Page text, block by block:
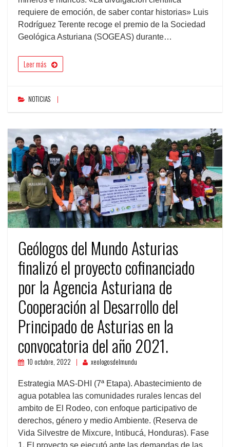
requiere de emoción, de saber contar historias» Luis
Rodríguez Terente recoge el premio de la Sociedad
Geológica Asturiana (SOGEAS) durante…
Leer más
NOTICIAS
Geólogos del Mundo Asturias
finalizó el proyecto cofinanciado
por la Agencia Asturiana de
Cooperación al Desarrollo del
Principado de Asturias en la
convocatoria del año 2021.
10 octubre, 2022 xeologosdelmundu
Estrategia MAS-DHI (7ª Etapa). Abastecimiento de
agua potablea las comunidades rurales lencas del
ambito de El Rodeo, con enfoque participativo de
derechos, género y medio Ambiente. (Reserva de
Vida Silvestre de Mixcure, Intibucá, Honduras). Fase
1. El proyecto se ejecutó ante las demandas de las